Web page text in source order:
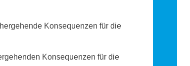
Konsequenzen für die
Konsequenzen für die